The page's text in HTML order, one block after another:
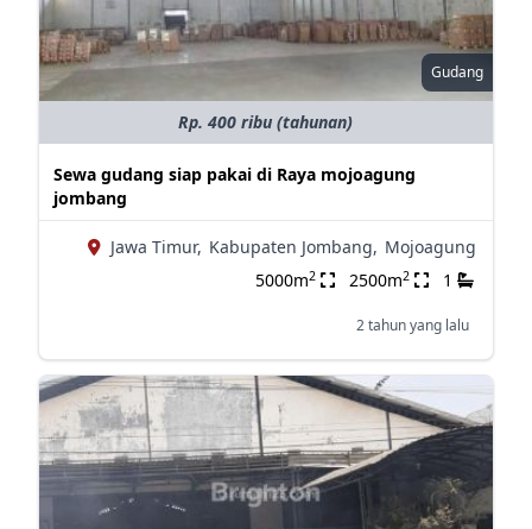
Gudang
Rp. 400 ribu (tahunan)
Sewa gudang siap pakai di Raya mojoagung
jombang
Jawa Timur, Kabupaten Jombang, Mojoagung
5000m2 2500m2 1
2 tahun yang lalu